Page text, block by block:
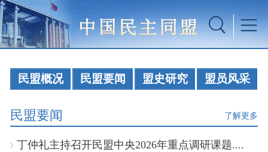
民盟概况 民盟要闻 盟史研究 盟员风采
民盟要闻 了解更多
丁仲礼主持召开民盟中央2026年重点调研课题....